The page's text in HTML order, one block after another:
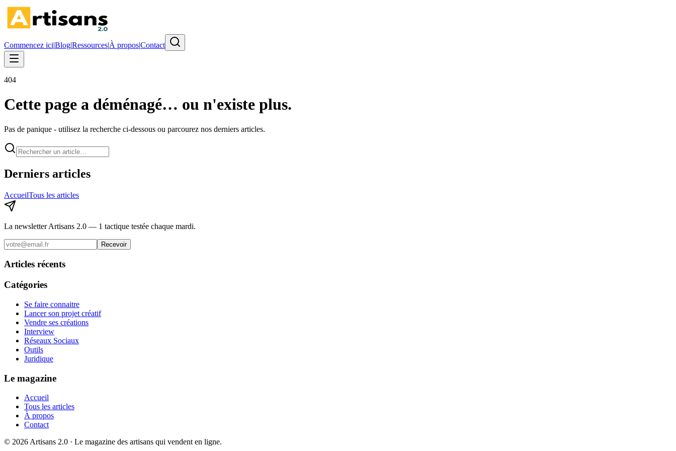
Commencez ici|Blog|Ressources|À propos|Contact
404
Cette page a déménagé… ou n'existe plus.
Pas de panique - utilisez la recherche ci-dessous ou parcourez nos derniers articles.
Derniers articles
AccueilTous les articles
La newsletter Artisans 2.0 — 1 tactique testée chaque mardi.
Recevoir
Articles récents
Catégories
Se faire connaitre
Lancer son projet créatif
Vendre ses créations
Interview
Réseaux Sociaux
Outils
Juridique
Le magazine
Accueil
Tous les articles
À propos
Contact
© 2026 Artisans 2.0 · Le magazine des artisans qui vendent en ligne.